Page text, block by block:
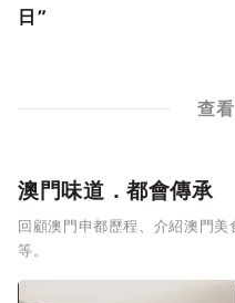
日”
查
澳門味道．都會傳承
回顧澳門申都歷程、介紹澳門
等。